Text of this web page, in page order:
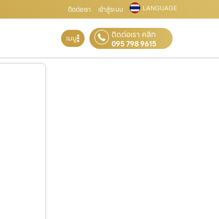
ติดต่อเรา เข้าสู่ระบบ LANGUAGE
เมนู ติดต่อเรา คลิก
095 798 9615